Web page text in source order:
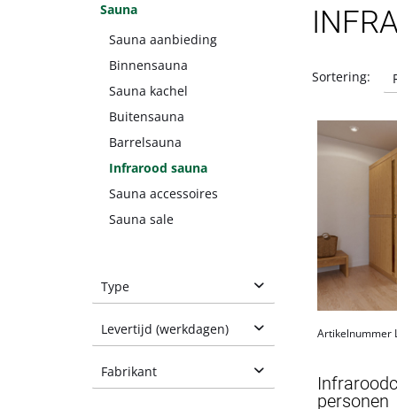
Sauna
Sauna aanbieding
Binnensauna
Sauna kachel
Buitensauna
Barrelsauna
Infrarood sauna
Sauna accessoires
Sauna sale
Type
Infraroodcabine
Infraroodsauna
Producten tonen
Levertijd (werkdagen)
4-8
10-17
Fabrikant
Sortering:
Artikelnummer
personen